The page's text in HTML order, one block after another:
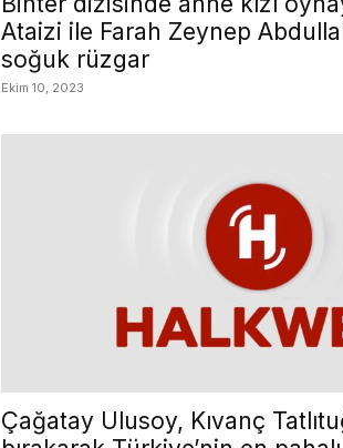
Ataizi ile Farah Zeynep
soğuk rüzgar
Ekim 10, 2023
Çağatay Ulusoy, Kıvanç